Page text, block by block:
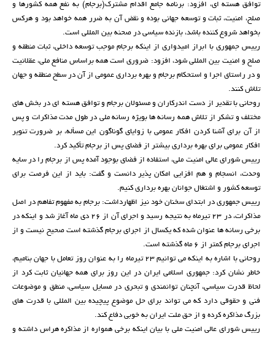
توافق هسته ای، افزود: برنامه جامع اقدام مشترک(برجام) به نفع همه کشورها و
صلح، امنیت، ثبات و توسعه جهانی بوده و نقض آن به ضرر همه خواهد بود و هرکس
بخواهد شروع کننده باشد، بازنده سیاسی در صحنه بین المللی است.
رییس جمهوری با ابراز امیدواری از اینکه برجام موجب توسعه داخلی، ثبات منطقه و
صلح و امنیت بین المللی شود، افزود: ضروری است همه براساس منافع ملی، عقلانیت
و در راستای اجرا و استحکام برجام و بهره برداری عمومی از آن در سطح منطقه و جهان
تلاش کنند.
روحانی با تقدیر از دست اندرکاران و مسئولان برجام و توافق هسته ای در بخش های
مختلف و تشکر از تلاش همه رسانه ها بویژه رسانه ملی در طول مدت مذاکرات و پس
از آن برای آشنا کردن افکار عمومی با زوایای گوناگون این مسأله، بر ضرورت تنویر
افکار عمومی برای بهره برداری بیشتر از فضای پس از برجام تأکید کرد.
رییس شورای عالی امنیت ملی، استفاده از فضای بوجود آمده پس از برجام را در سایه
وحدت، انسجام و هم افزایی امکان پذیر دانست و گفت: باید از این فرصت برای
توسعه کشور و اشتغال جوانان بهره برداری کنیم.
رییس جمهوری در ابتدای سخنان خود نیز اظهارداشت: برجام به مفهوم تفاهم در اصل
مذاکرات، در 23 تیرماه به نتیجه رسید و اجرای آن از 26 دی ماه آغاز شد و اینکه در
برخی رسانه ها عنوان شده که یکسال از اجرای برجام گذشته است صحیح نیست و از
اجرای برجام کمتر از 6 ماه گذشته است.
روحانی با اشاره به اینکه می توانیم 23 تیرماه را به عنوان روز تعامل با جهان بنامیم،
خاطر نشان کرد: جمهوری اسلامی ایران در این روز برای همه جهانیان ثابت کرد از
لحاظ قدرت سیاسی، آنچنان توانمندی و تبحری در مسایل سیاسی، منطق و موضوعات
فنی و حقوقی دارد که می تواند برای حل موضوع پیچیده بین المللی با قدرت های
بزرگ مذاکره کرده و از حق ملت ایران به خوبی دفاع کند.
رییس شورای عالی امنیت ملی با بیان اینکه برخی همواره از مذاکره هراس داشته و